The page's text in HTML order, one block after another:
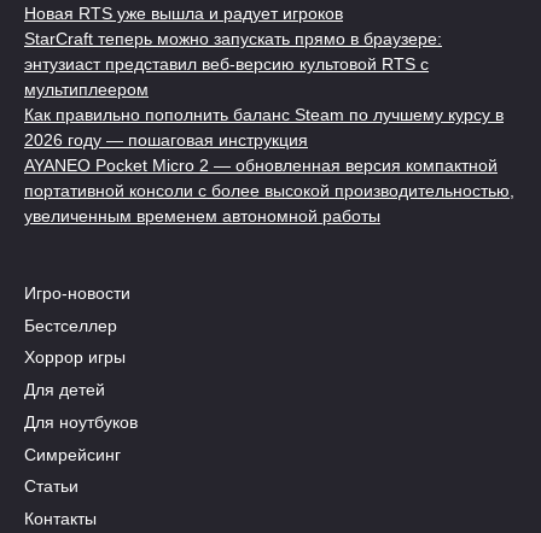
Новая RTS уже вышла и радует игроков
StarCraft теперь можно запускать прямо в браузере:
энтузиаст представил веб-версию культовой RTS с
мультиплеером
Как правильно пополнить баланс Steam по лучшему курсу в
2026 году — пошаговая инструкция
AYANEO Pocket Micro 2 — обновленная версия компактной
портативной консоли с более высокой производительностью,
увеличенным временем автономной работы
Игро-новости
Бестселлер
Хоррор игры
Для детей
Для ноутбуков
Симрейсинг
Статьи
Контакты